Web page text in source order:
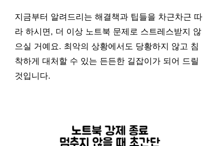
지금부터 알려드리는 해결책과 팁들을 차근차근 따
라 하시면, 더 이상 노트북 문제로 스트레스받지 않
으실 거예요. 최악의 상황에서도 당황하지 않고 침
착하게 대처할 수 있는 든든한 길잡이가 되어 드릴
것입니다.